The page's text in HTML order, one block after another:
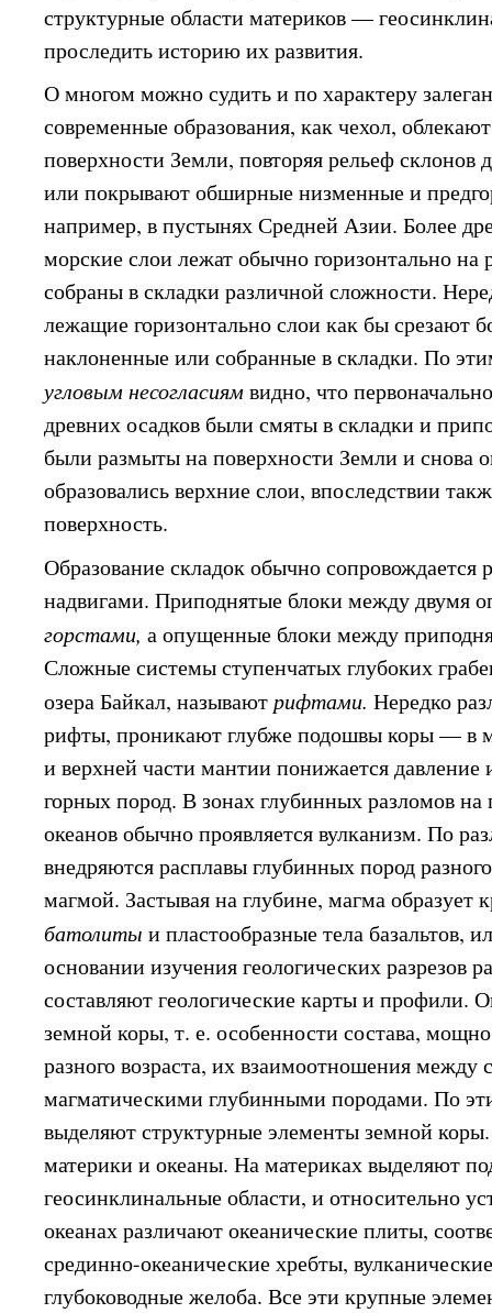
структурные области материков —
проследить историю их развития.
О многом можно судить и по характеру
современные образования, как чехол,
поверхности Земли, повторяя рельеф склонов
или покрывают обширные низменные и
например, в пустынях Средней Азии. Более
морские слои лежат обычно горизонтально на
собраны в складки различной сложности.
лежащие горизонтально слои как бы срезают
наклоненные или собранные в складки. По
угловым несогласиямвидно, что
древних осадков были смяты в складки и
были размыты на поверхности Земли и снова
образовались верхние слои, впоследствии
поверхность.
Образование складок обычно
надвигами. Приподнятые блоки между двумя
горстами,а опущенные блоки между
Сложные системы ступенчатых глубоких
озера Байкал, называютрифтами.Нередко
рифты, проникают глубже подошвы коры — в
и верхней части мантии понижается давление
горных пород. В зонах глубинных разломов на
океанов обычно проявляется вулканизм. По
внедряются расплавы глубинных пород
магмой. Застывая на глубине, магма
батолитыи пластообразные тела базальтов,
основании изучения геологических разрезов
составляют геологические карты и профили.
земной коры, т. е. особенности состава,
разного возраста, их взаимоотношения между
магматическими глубинными породами. По
выделяют структурные элементы земной
материки и океаны. На материках выделяют
геосинклинальные области, и относительно
океанах различают океанические плиты,
срединно-океанические хребты,
глубоководные желоба. Все эти крупные